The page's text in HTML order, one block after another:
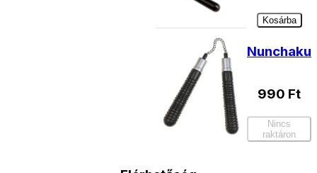
Kosárba
Nunchaku
990 Ft
Nincs
raktáron